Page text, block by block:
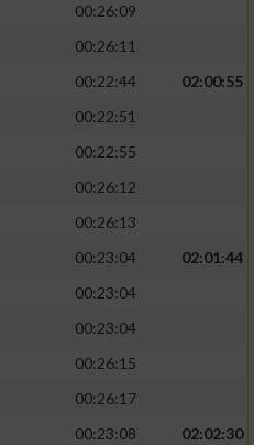
00:26:09
00:26:11
00:22:44
02:00:55
00:22:51
00:22:55
00:26:12
00:26:13
00:23:04
02:01:44
00:23:04
00:23:04
00:26:15
00:26:17
00:23:08
02:02:30